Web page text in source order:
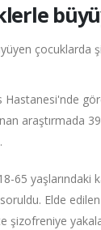
araştırmada
65 yaşlarındaki
Elde
şizofreniye